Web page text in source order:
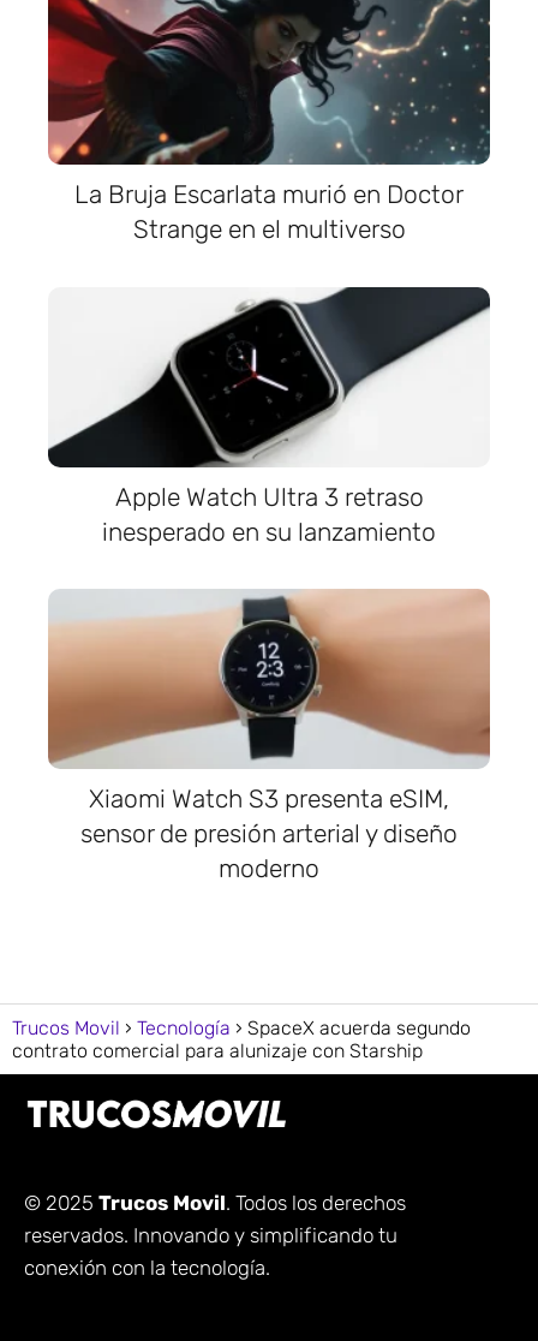
La Bruja Escarlata murió en Doctor
Strange en el multiverso
Apple Watch Ultra 3 retraso
inesperado en su lanzamiento
Xiaomi Watch S3 presenta eSIM,
sensor de presión arterial y diseño
moderno
Trucos Movil Tecnología
SpaceX acuerda segundo
contrato comercial para alunizaje con Starship
© 2025 Trucos Movil. Todos los derechos
reservados. Innovando y simplificando tu
conexión con la tecnología.